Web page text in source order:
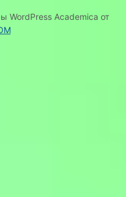
WordPress Academica от